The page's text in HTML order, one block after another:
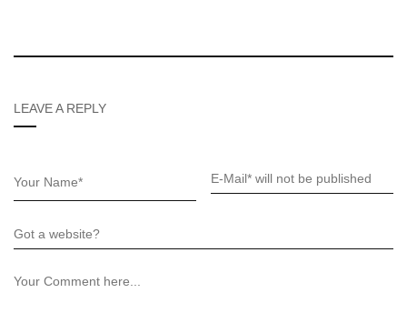
LEAVE A REPLY